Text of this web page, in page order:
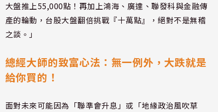
大盤推上55,000點！再加上鴻海、廣達、聯發科與金融傳
產的輪動，台股大盤翻倍挑戰『十萬點』，絕對不是無稽
之談。」
總經大師的致富心法：無一例外，大跌就是
給你買的！
面對未來可能因為「聯準會升息」或「地緣政治風吹草